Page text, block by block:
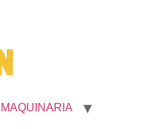
MAQUINARIA